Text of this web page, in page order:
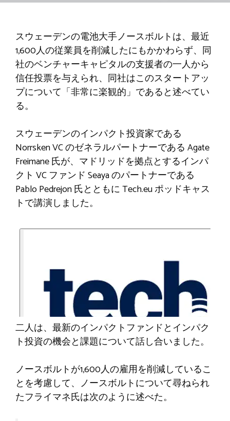
スウェーデンの電池大手ノースボルトは、最近
1,600人の従業員を削減したにもかかわらず、同
社のベンチャーキャピタルの支援者の一人から
信任投票を与えられ、同社はこのスタートアッ
プについて「非常に楽観的」であると述べてい
る。
スウェーデンのインパクト投資家である
Norrsken VC のゼネラルパートナーである Agate
Freimane 氏が、マドリッドを拠点とするインパ
クト VC ファンド Seaya のパートナーである
Pablo Pedrejon 氏とともに Tech.eu ポッドキャス
トで講演しました。
二人は、最新のインパクトファンドとインパク
ト投資の機会と課題について話し合いました。
ノースボルトが1,600人の雇用を削減しているこ
とを考慮して、ノースボルトについて尋ねられ
たフライマネ氏は次のように述べた。